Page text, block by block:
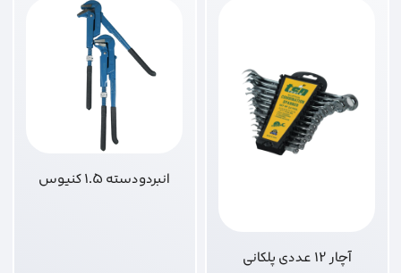
آچار 12 عددی پلکانی
انبردودسته 1.5 کنیوس